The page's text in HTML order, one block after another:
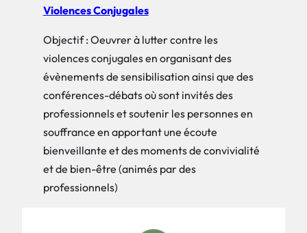
Violences Conjugales
Objectif : Oeuvrer à lutter contre les
violences conjugales en organisant des
évènements de sensibilisation ainsi que des
conférences-débats où sont invités des
professionnels et soutenir les personnes en
souffrance en apportant une écoute
bienveillante et des moments de convivialité
et de bien-être (animés par des
professionnels)